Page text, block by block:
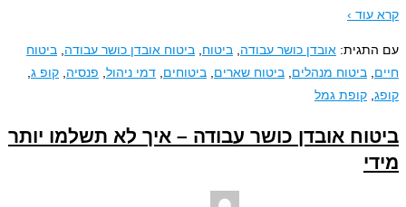
›
אובדן כושר עבודה,ביטוח,ביטוח אובדן כושר עבודה,ביטוח
,ביטוח מנהלים,ביטוח שארים,ביטוחים,דמי ניהול ,פנסיה,קופ ג ,
,קופת גמל
אובדן כושר עבודה – איך לא תשלמו יותר